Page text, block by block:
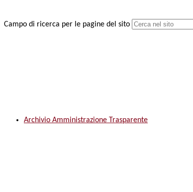
Campo di ricerca per le pagine del sito
Archivio Amministrazione Trasparente